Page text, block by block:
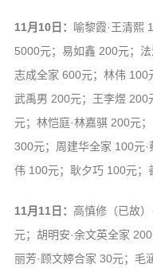
11月10日：
喻黎霞·王清熙
5000元；易如鑫 200元；
志成全家 600元；林伟 100
武禹男 200元；王李煜 200
元；林恺庭·林嘉骐 200元
300元；周建华全家 100元
伟 100元；耿夕巧 100元；
11月11日： 高慎修（已故
元；胡明安·余文英全家
丽芳·顾文婷合家 30元；毛